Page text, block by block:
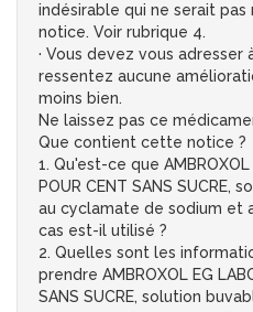
indésirable qui ne serait
notice. Voir rubrique 4.
· Vous devez vous
ressentez aucune
moins bien.
Ne laissez pas ce
Que contient cette notice ?
1. Qu'est-ce que AMBROXOL
POUR CENT SANS
au cyclamate de sodium et
cas est-il utilisé ?
2. Quelles sont les
prendre AMBROXOL EG
SANS SUCRE, solution